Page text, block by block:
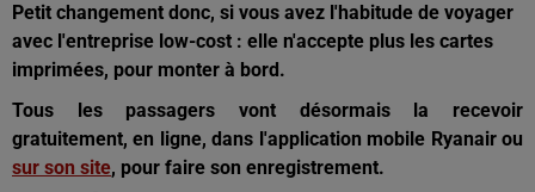
Petit changement donc, si vous avez l'habitude de voyager
avec l'entreprise low-cost : elle n'accepte plus les cartes
imprimées, pour monter à bord.
Tous les passagers vont désormais la recevoir
gratuitement, en ligne, dans l'application mobile Ryanair ou
sur son site, pour faire son enregistrement.